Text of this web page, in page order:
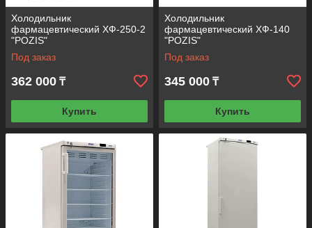
Холодильник
фармацевтический ХФ-250-2
"POZIS"
Под заказ
362 000 ₸
Купить
Холодильник
фармацевтический ХФ-140
"POZIS"
Под заказ
345 000 ₸
Купить